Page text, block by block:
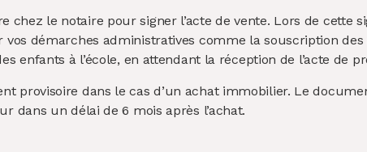
chez le notaire pour signer l’acte de vente. Lors de cette
démarches administratives comme la souscription
enfants à l’école, en attendant la réception de l’acte de
provisoire dans le cas d’un achat immobilier. Le
dans un délai de 6 mois après l’achat.